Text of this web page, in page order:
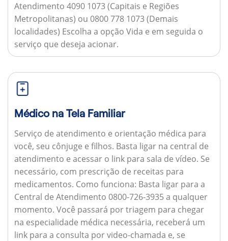
Atendimento 4090 1073 (Capitais e Regiões
Metropolitanas) ou 0800 778 1073 (Demais
localidades) Escolha a opção Vida e em seguida o
serviço que deseja acionar.
Médico na Tela Familiar
Serviço de atendimento e orientação médica para
você, seu cônjuge e filhos. Basta ligar na central de
atendimento e acessar o link para sala de vídeo. Se
necessário, com prescrição de receitas para
medicamentos. Como funciona: Basta ligar para a
Central de Atendimento 0800-726-3935 a qualquer
momento. Você passará por triagem para chegar
na especialidade médica necessária, receberá um
link para a consulta por video-chamada e, se